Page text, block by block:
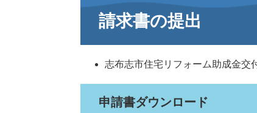
請求書の提出
志布志市住宅リフォーム助成金交
申請書ダウンロード